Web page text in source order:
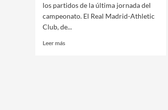
los partidos de la última jornada del
campeonato. El Real Madrid-Athletic
Club, de...
Leer más